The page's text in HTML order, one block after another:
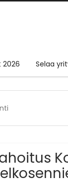
2026 Selaa